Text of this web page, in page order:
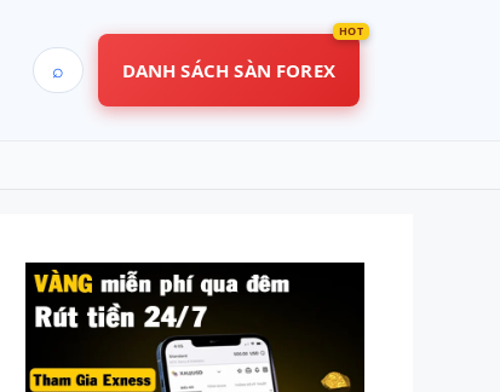
⌕ DANH SÁCH SÀN FOREX